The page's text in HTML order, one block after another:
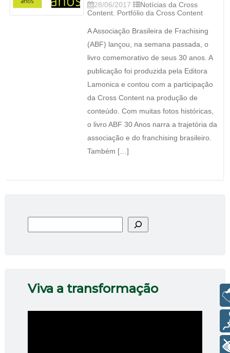
28/06/2017
Notícias da Cross
Content, Portfólio da Cross Content
A Associação Brasileira de Frachising
(ABF) lançou, na semana passada, o
livro comemorativo de seus 30 anos. A
publicação foi produzida pela Editora
Lamonica e contou com a participação
da Cross Content na produção de
conteúdo. Com muitas fotos históricas,
o livro ABF 30 Anos narra a trajetória da
associação e do franchising brasileiro.
Também […]
Viva a transformação